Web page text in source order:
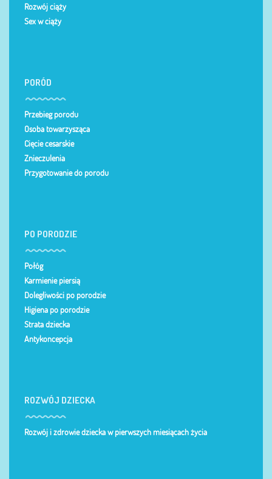
Rozwój ciąży
Sex w ciąży
PORÓD
Przebieg porodu
Osoba towarzysząca
Cięcie cesarskie
Znieczulenia
Przygotowanie do porodu
PO PORODZIE
Połóg
Karmienie piersią
Dolegliwości po porodzie
Higiena po porodzie
Strata dziecka
Antykoncepcja
ROZWÓJ DZIECKA
Rozwój i zdrowie dziecka w pierwszych miesiącach życia